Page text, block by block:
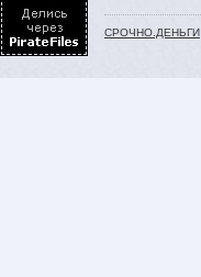
СРОЧНО.ДЕНЬГИ